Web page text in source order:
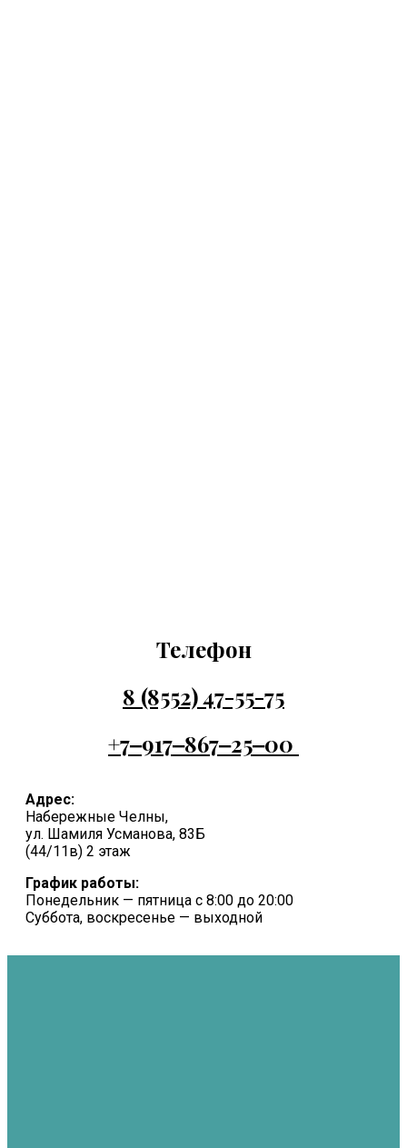
Телефон
8 (8552) 47-55-75
+7‒917‒867‒25‒00
Адрес:
Набережные Челны,
ул. Шамиля Усманова, 83Б
(44/11в) 2 этаж
График работы:
Понедельник — пятница с 8:00 до 20:00
Суббота, воскресенье — выходной